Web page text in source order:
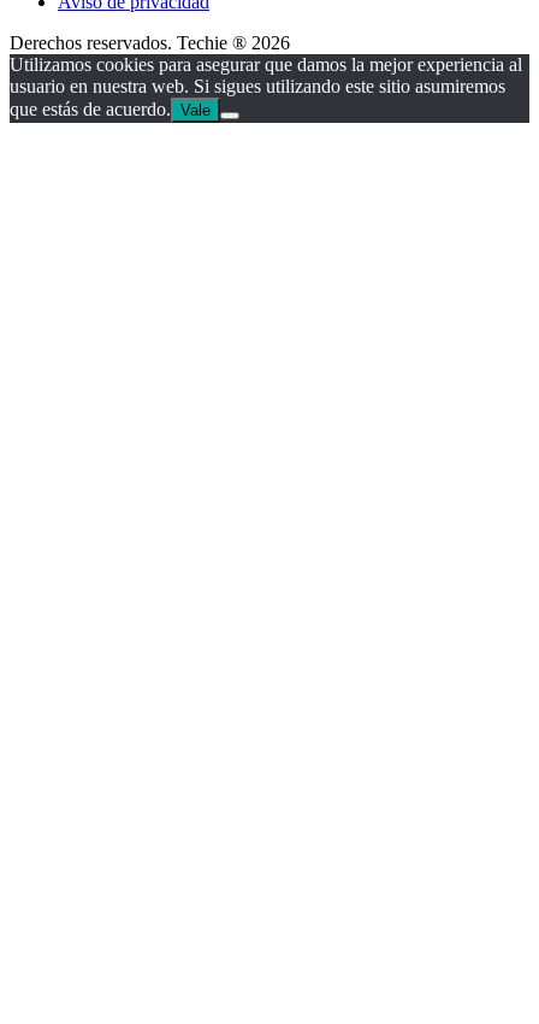
Derechos reservados. Techie ® 2026
Utilizamos cookies para asegurar que damos la mejor experiencia al
usuario en nuestra web. Si sigues utilizando este sitio asumiremos
que estás de acuerdo. Vale